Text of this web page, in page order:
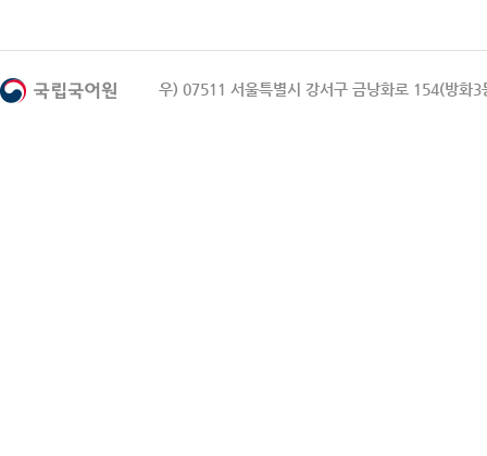
우) 07511 서울특별시 강서구 금낭화로 154(방화3